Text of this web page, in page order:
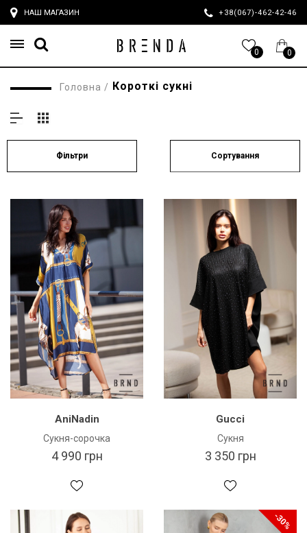
НАШ МАГАЗИН +38(067)-462-42-46
0 0
Головна / Короткі сукні
Фільтри Сортування
AniNadin
Сукня-сорочка
4 990 грн
Gucci
Сукня
3 350 грн
-30%